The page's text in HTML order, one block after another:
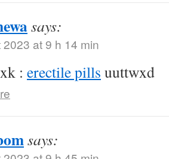
says:
2023 at 9 h 14 min
: erectile pills uuttwxd
says: